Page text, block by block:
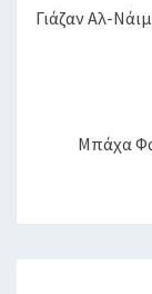
Γιάζαν Αλ-
Μπάχα